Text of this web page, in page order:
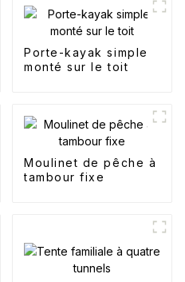
Porte-kayak simple
monté sur le toit
Moulinet de pêche à
tambour fixe